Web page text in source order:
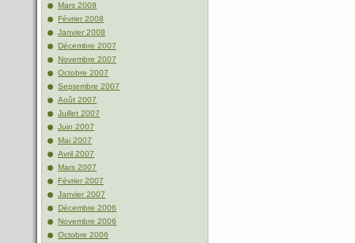
Mars 2008
Février 2008
Janvier 2008
Décembre 2007
Novembre 2007
Octobre 2007
Septembre 2007
Août 2007
Juillet 2007
Juin 2007
Mai 2007
Avril 2007
Mars 2007
Février 2007
Janvier 2007
Décembre 2006
Novembre 2006
Octobre 2006